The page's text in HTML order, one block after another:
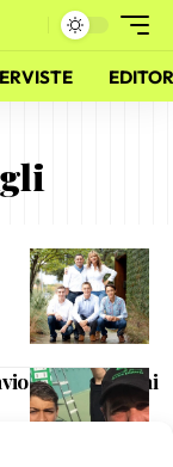
non perda mai